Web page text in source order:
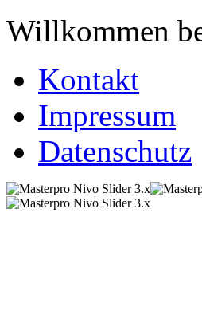
Willkommen
Kontakt
Impressum
Datenschutz